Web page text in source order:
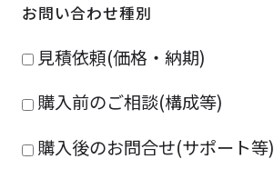
お問い合わせ種別
見積依頼(価格・納期)
購入前のご相談(構成等)
購入後のお問合せ(サポート等)